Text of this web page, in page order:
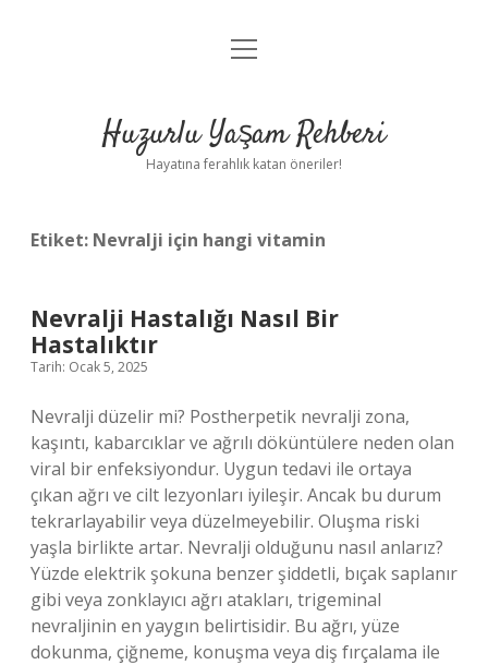
Anasayfa
Yasal Uyarı
menüyü
Huzurlu Yaşam Rehberi
Hayatına ferahlık katan öneriler!
Etiket: Nevralji için hangi vitamin
Nevralji Hastalığı Nasıl Bir
Hastalıktır
Tarih: Ocak 5, 2025
Nevralji düzelir mi? Postherpetik nevralji zona,
kaşıntı, kabarcıklar ve ağrılı döküntülere neden olan
viral bir enfeksiyondur. Uygun tedavi ile ortaya
çıkan ağrı ve cilt lezyonları iyileşir. Ancak bu durum
tekrarlayabilir veya düzelmeyebilir. Oluşma riski
yaşla birlikte artar. Nevralji olduğunu nasıl anlarız?
Yüzde elektrik şokuna benzer şiddetli, bıçak saplanır
gibi veya zonklayıcı ağrı atakları, trigeminal
nevraljinin en yaygın belirtisidir. Bu ağrı, yüze
dokunma, çiğneme, konuşma veya diş fırçalama ile